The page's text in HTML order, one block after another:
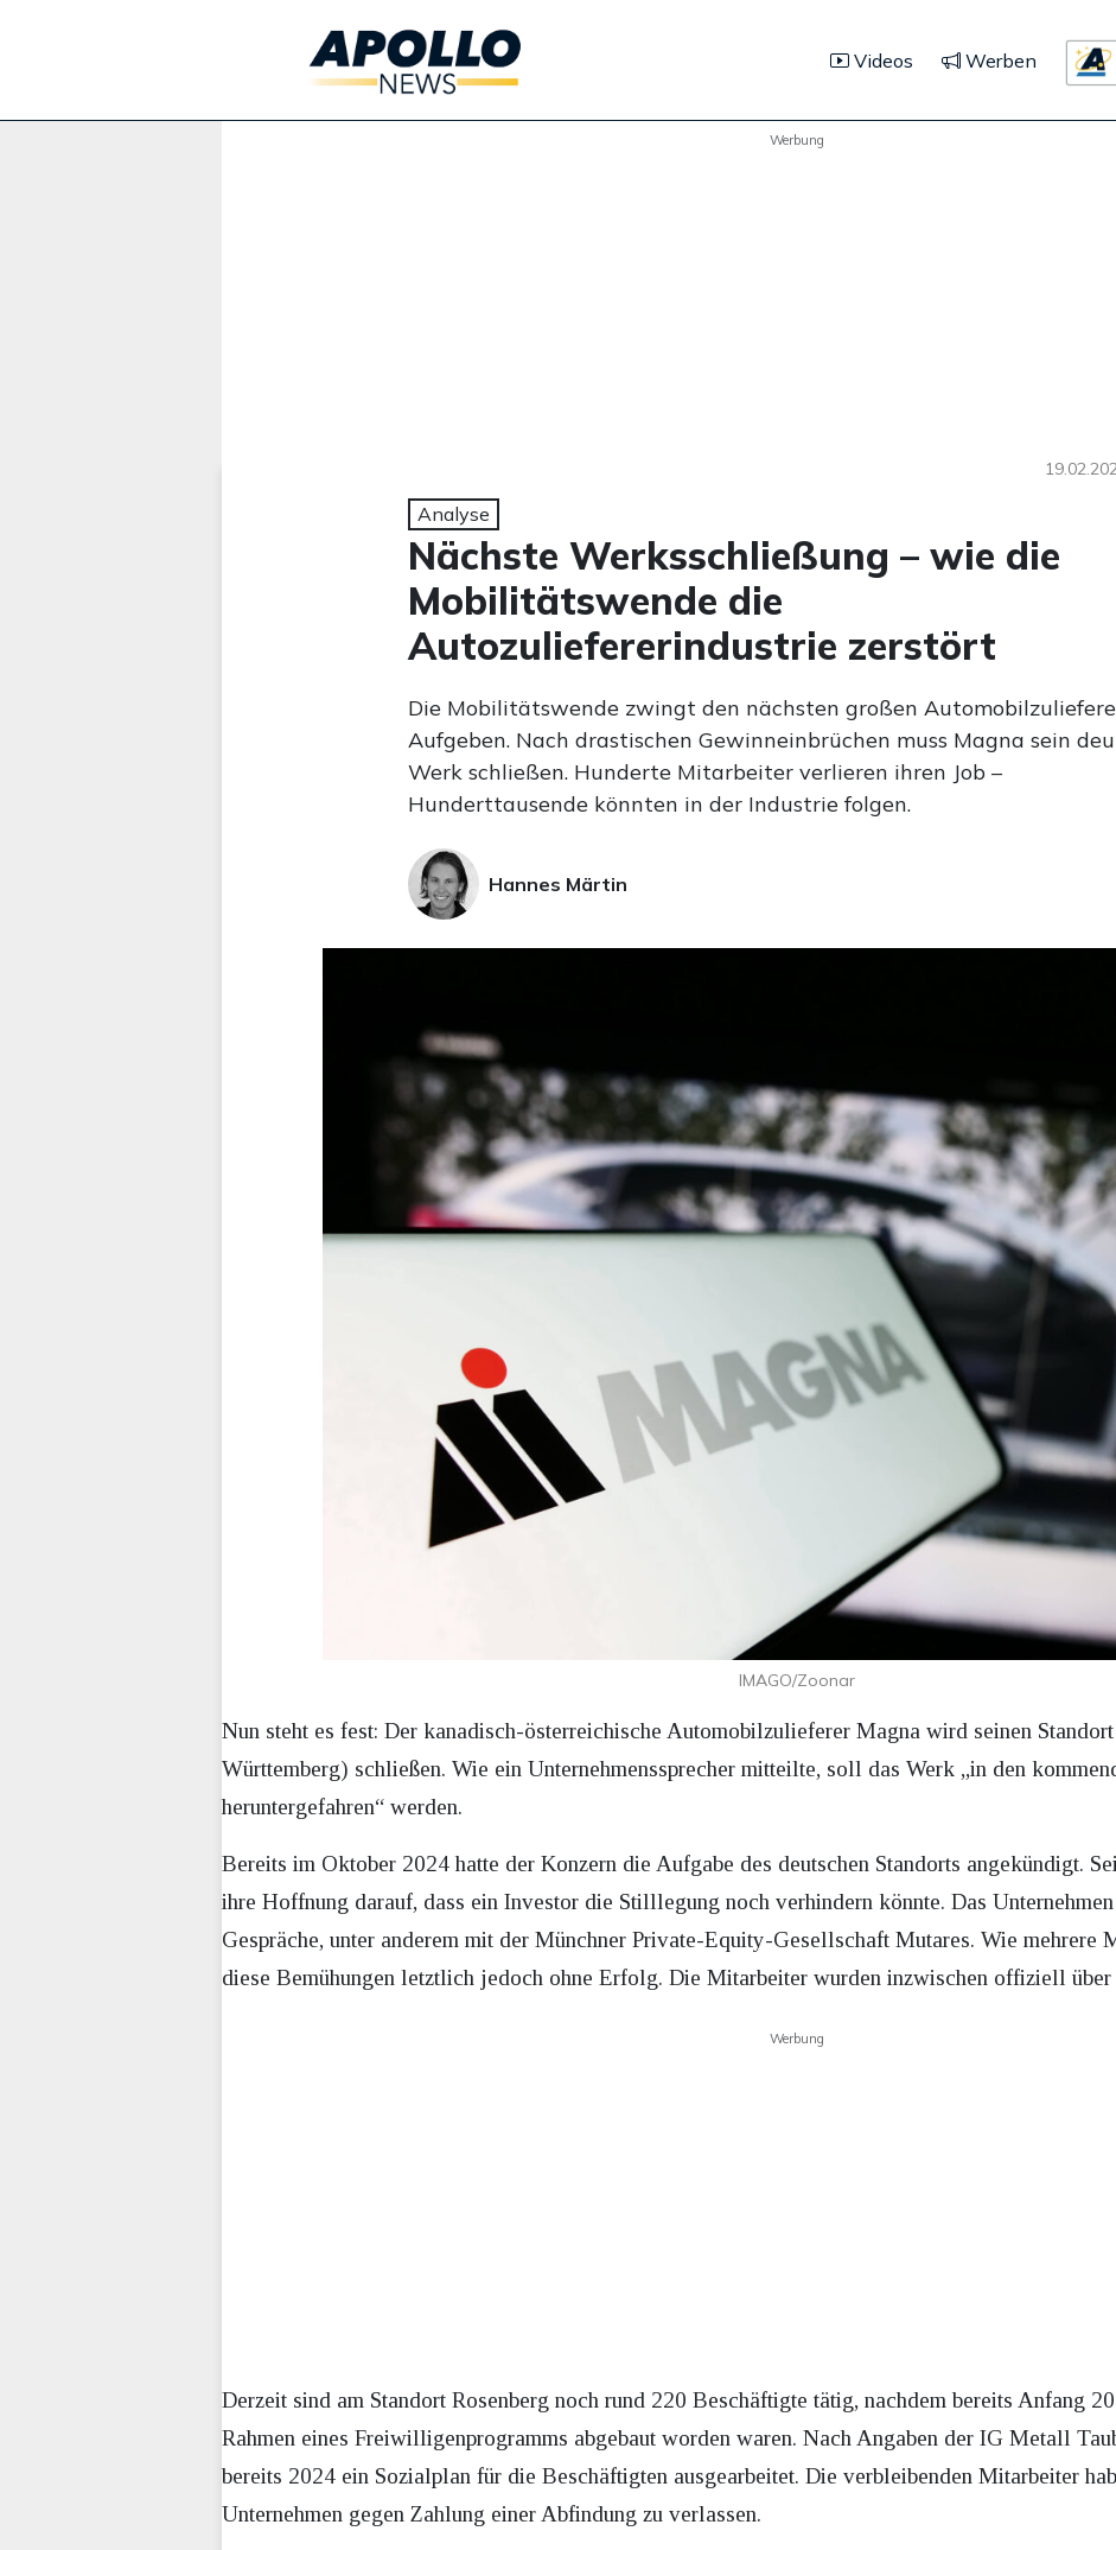
Videos Werben
Werbung
Analyse
Nächste Werksschließung – wie die
Mobilitätswende die
Autozuliefererindustrie zerstört
Die Mobilitätswende zwingt den nächsten großen
Aufgeben. Nach drastischen Gewinneinbrüchen muss Magna sein
Werk schließen. Hunderte Mitarbeiter verlieren ihren Job –
Hunderttausende könnten in der Industrie folgen.
Hannes Märtin
IMAGO/Zoonar
Nun steht es fest: Der kanadisch-österreichische Automobilzulieferer Magna wird seinen
Württemberg) schließen. Wie ein Unternehmenssprecher mitteilte, soll das Werk „in den
heruntergefahren“ werden.
Bereits im Oktober 2024 hatte der Konzern die Aufgabe des deutschen Standorts angekündigt.
ihre Hoffnung darauf, dass ein Investor die Stilllegung noch verhindern könnte. Das
Gespräche, unter anderem mit der Münchner Private-Equity-Gesellschaft Mutares. Wie mehrere
diese Bemühungen letztlich jedoch ohne Erfolg. Die Mitarbeiter wurden inzwischen offiziell
Werbung
Derzeit sind am Standort Rosenberg noch rund 220 Beschäftigte tätig, nachdem bereits Anfang
Rahmen eines Freiwilligenprogramms abgebaut worden waren. Nach Angaben der IG Metall
bereits 2024 ein Sozialplan für die Beschäftigten ausgearbeitet. Die verbleibenden Mitarbeiter
Unternehmen gegen Zahlung einer Abfindung zu verlassen.